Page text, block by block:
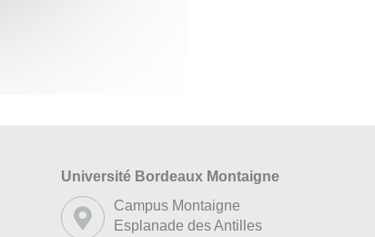
Université Bordeaux Montaigne
Campus Montaigne
Esplanade des Antilles